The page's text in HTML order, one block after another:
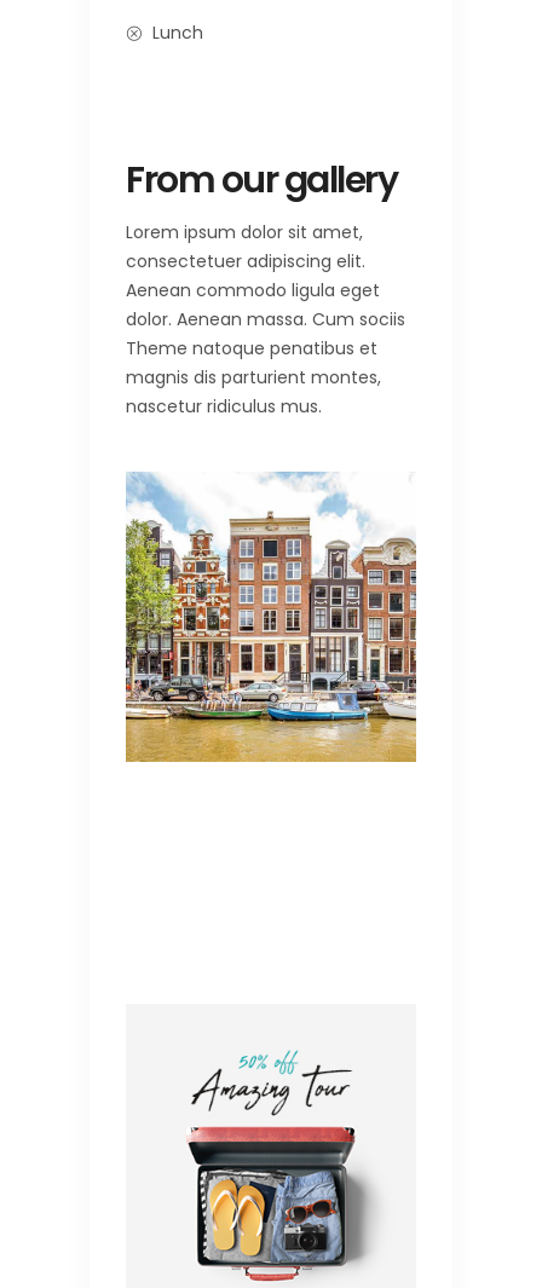
Lunch
From our gallery
Lorem ipsum dolor sit amet,
consectetuer adipiscing elit.
Aenean commodo ligula eget
dolor. Aenean massa. Cum sociis
Theme natoque penatibus et
magnis dis parturient montes,
nascetur ridiculus mus.